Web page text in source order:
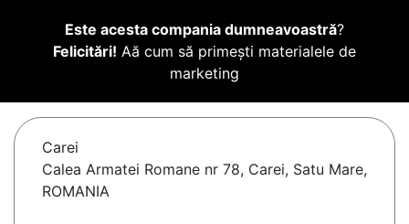
Este acesta compania dumneavoastră?
Felicitări! Aă cum să primești materialele de
marketing
Carei
Calea Armatei Romane nr 78, Carei, Satu Mare,
ROMANIA